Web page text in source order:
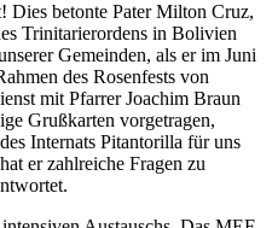
Dies betonte Pater Milton Cruz,
Trinitarierordens in Bolivien
Gemeinden, als er im Juni
des Rosenfests von
mit Pfarrer Joachim Braun
Grußkarten vorgetragen,
Internats Pitantorilla für uns
er zahlreiche Fragen zu